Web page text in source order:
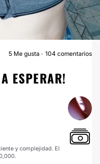
AUMENTO DE BUSTO
5 Me gusta 104 comentarios
ESPERAR!
y complejidad. El